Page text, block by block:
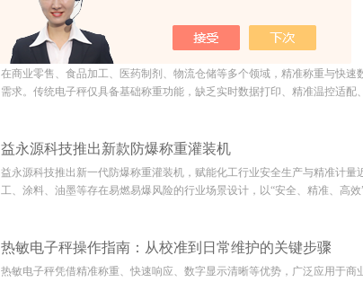
热敏电子秤产品功能与场景详解
在商业零售、食品加工、医药制剂、物流仓储等多个领域，精准称重与快
需求。传统电子秤仅具备基础称重功能，缺乏实时数据打印、精准温控适
益永源科技推出新款防爆称重灌装机
益永源科技推出新一代防爆称重灌装机，赋能化工行业安全生产与精准计
工、涂料、油墨等存在易燃易爆风险的行业场景设计，以“安全、精准、高
热敏电子秤操作指南：从校准到日常维护的关键步骤
热敏电子秤凭借精准称重、快速响应、数字显示清晰等优势，广泛应用于